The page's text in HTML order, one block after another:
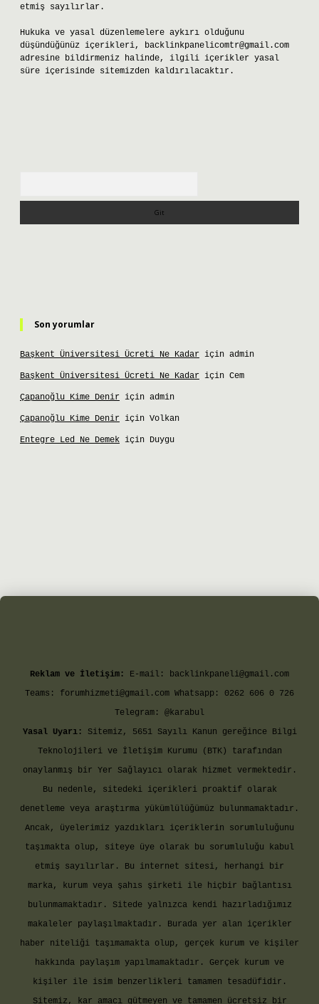
etmiş sayılırlar.
Hukuka ve yasal düzenlemelere aykırı olduğunu
düşündüğünüz içerikleri, backlinkpanelicomtr@gmail.com
adresine bildirmeniz halinde, ilgili içerikler yasal
süre içerisinde sitemizden kaldırılacaktır.
Son yorumlar
Başkent Üniversitesi Ücreti Ne Kadar için admin
Başkent Üniversitesi Ücreti Ne Kadar için Cem
Çapanoğlu Kime Denir için admin
Çapanoğlu Kime Denir için Volkan
Entegre Led Ne Demek için Duygu
giriş
Reklam ve İletişim: E-mail: backlinkpaneli@gmail.com
Teams: forumhizmeti@gmail.com Whatsapp: 0262 606 0 726
Telegram: @karabul
Yasal Uyarı:
Sitemiz, 5651 Sayılı Kanun gereğince Bilgi
Teknolojileri ve İletişim Kurumu (BTK) tarafından
onaylanmış bir Yer Sağlayıcı olarak hizmet vermektedir.
Bu nedenle, sitedeki içerikleri proaktif olarak
denetleme veya araştırma yükümlülüğümüz bulunmamaktadır.
Ancak, üyelerimiz yazdıkları içeriklerin sorumluluğunu
taşımakta olup, siteye üye olarak bu sorumluluğu kabul
etmiş sayılırlar. Bu internet sitesi, herhangi bir
marka, kurum veya şahıs şirketi ile hiçbir bağlantısı
bulunmamaktadır. Sitede yalnızca kendi hazırladığımız
makaleler paylaşılmaktadır. Burada yer alan içerikler
haber niteliği taşımamakta olup, gerçek kurum ve kişiler
hakkında paylaşım yapılmamaktadır. Gerçek kurum ve
kişiler ile isim benzerlikleri tamamen tesadüfidir.
Sitemiz, kar amacı gütmeyen ve tamamen ücretsiz bir